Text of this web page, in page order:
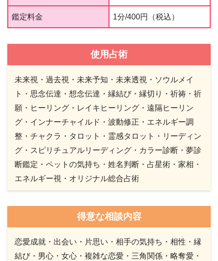
鑑定料金 1分/400円（税込）
使用占術
未来視・過去視・未来予知・未来透視・ソウルメイ
ト・思念伝達・想念伝達・縁結び・縁切り・祈祷・祈
願・ヒーリング・レイキヒーリング・遠隔ヒーリン
グ・インナーチャイルド・波動修正・エネルギー調
整・チャクラ・タロット・霊感タロット・リーディン
グ・スピリチュアルリーディング・カラー診断・夢診
断鑑定・ペットの気持ち・姓名判断・占星術・家相・
エネルギー視・オリジナル総合占術
得意な相談内容
恋愛成就・出会い・片思い・相手の気持ち・相性・縁
結び・男心・女心・複雑な恋愛・三角関係・略奪愛・